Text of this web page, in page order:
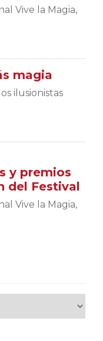
Vive la Magia,
magia
ilusionistas
y premios
del Festival
Vive la Magia,